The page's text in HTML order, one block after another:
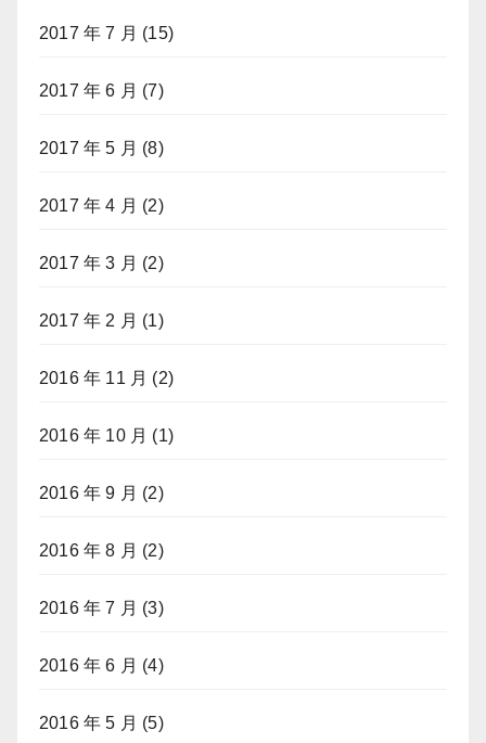
2017 年 7 月 (15)
2017 年 6 月 (7)
2017 年 5 月 (8)
2017 年 4 月 (2)
2017 年 3 月 (2)
2017 年 2 月 (1)
2016 年 11 月 (2)
2016 年 10 月 (1)
2016 年 9 月 (2)
2016 年 8 月 (2)
2016 年 7 月 (3)
2016 年 6 月 (4)
2016 年 5 月 (5)